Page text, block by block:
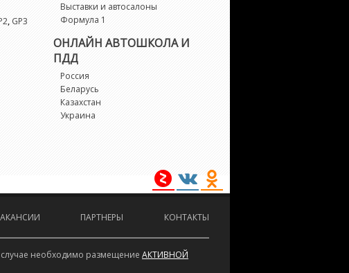
, GP3
Выставки и автосалоны
Формула 1
ОНЛАЙН АВТОШКОЛА И
ПДД
Россия
Беларусь
Казахстан
Украина
ПАРТНЕРЫ КОНТАКТЫ
необходимо размещение АКТИВНОЙ